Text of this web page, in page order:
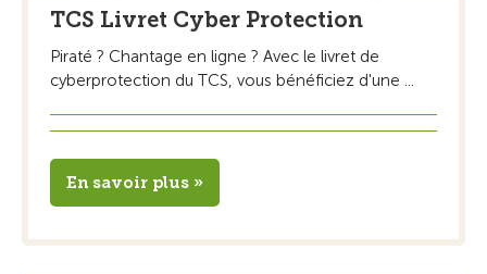
TCS Livret Cyber Protection
Piraté ? Chantage en ligne ? Avec le livret de
cyberprotection du TCS, vous bénéficiez d'une ...
En savoir plus »